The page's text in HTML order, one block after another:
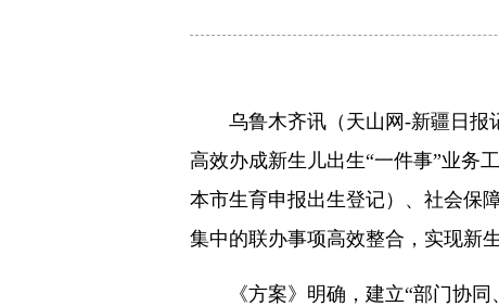
乌鲁木齐讯（天山网-新疆日报
高效办成新生儿出生“一件事”业务
本市生育申报出生登记）、社会保
集中的联办事项高效整合，实现新
《方案》明确，建立“部门协